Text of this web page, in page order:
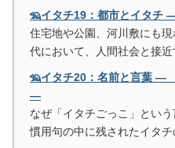
🦡イタチ19：都市とイタチ
住宅地や公園、河川敷にも
代において、人間社会と接近
🦡イタチ20：名前と言葉 ―
―
なぜ「イタチごっこ」とい
慣用句の中に残されたイタチ